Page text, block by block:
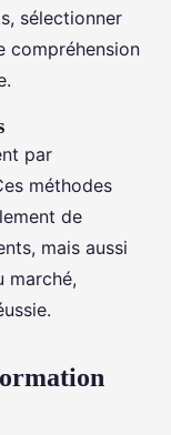
sélectionner
compréhension
par
méthodes
de
mais aussi
marché,